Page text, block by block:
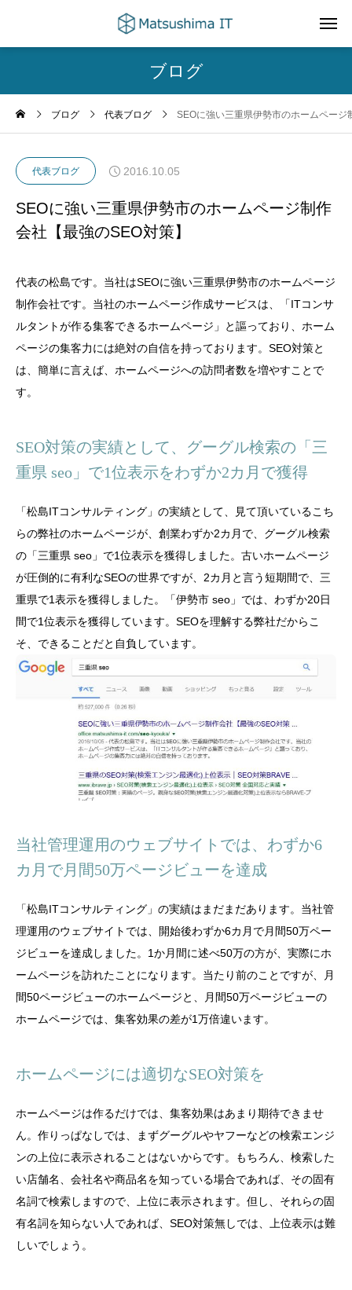
ブログ
ブログ 代表ブログ SEOに強い三重県伊勢市のホームページ
代表ブログ 2016.10.05
SEOに強い三重県伊勢市のホームページ制作
会社【最強のSEO対策】
代表の松島です。当社はSEOに強い三重県伊勢市のホームページ
制作会社です。当社のホームページ作成サービスは、「ITコンサ
ルタントが作る集客できるホームページ」と謳っており、ホーム
ページの集客力には絶対の自信を持っております。SEO対策と
は、簡単に言えば、ホームページへの訪問者数を増やすことで
す。
SEO対策の実績として、グーグル検索の「三
重県 seo」で1位表示をわずか2カ月で獲得
「松島ITコンサルティング」の実績として、見て頂いているこち
らの弊社のホームページが、創業わずか2カ月で、グーグル検索
の「三重県 seo」で1位表示を獲得しました。古いホームページ
が圧倒的に有利なSEOの世界ですが、2カ月と言う短期間で、三
重県で1表示を獲得しました。「伊勢市 seo」では、わずか20日
間で1位表示を獲得しています。SEOを理解する弊社だからこ
そ、できることだと自負しています。
当社管理運用のウェブサイトでは、わずか6
カ月で月間50万ページビューを達成
「松島ITコンサルティング」の実績はまだまだあります。当社管
理運用のウェブサイトでは、開始後わずか6カ月で月間50万ペー
ジビューを達成しました。1か月間に述べ50万の方が、実際にホ
ームページを訪れたことになります。当たり前のことですが、月
間50ページビューのホームページと、月間50万ページビューの
ホームページでは、集客効果の差が1万倍違います。
ホームページには適切なSEO対策を
ホームページは作るだけでは、集客効果はあまり期待できませ
ん。作りっぱなしでは、まずグーグルやヤフーなどの検索エンジ
ンの上位に表示されることはないからです。もちろん、検索した
い店舗名、会社名や商品名を知っている場合であれば、その固有
名詞で検索しますので、上位に表示されます。但し、それらの固
有名詞を知らない人であれば、SEO対策無しでは、上位表示は難
しいでしょう。